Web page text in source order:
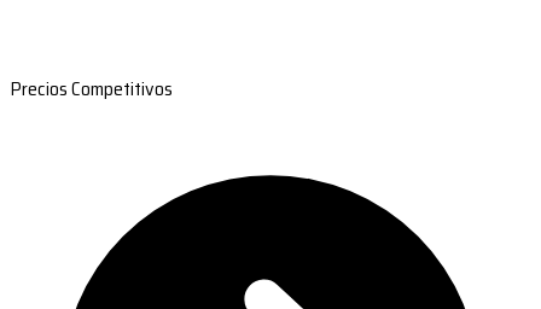
Precios Competitivos